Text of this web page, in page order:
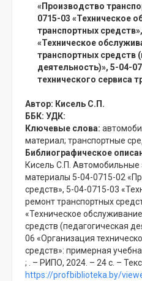
«Производство
0715-03 «Техническое
транспортных
«Техническое
транспортных средств
деятельность)», 5-04-
технического сервиса
Автор: Кисель С.П.
ББК: УДК:
Ключевые слова:
материал; транспортные
Библиографическое
Кисель С.П. Автомобильные
материалы 5-04-0715-02
средств», 5-04-0715-03
ремонт транспортных
«Техническое
средств (педагогическая
06 «Организация
средств»: примерная
; . – РИПО, 2024. – 24 с. –
https://profbiblioteka.by/